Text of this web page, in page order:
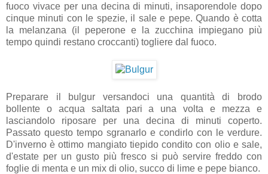
fuoco vivace per una decina di minuti, insaporendole dopo
cinque minuti con le spezie, il sale e pepe. Quando è cotta
la melanzana (il peperone e la zucchina impiegano più
tempo quindi restano croccanti) togliere dal fuoco.
Preparare il bulgur versandoci una quantità di brodo
bollente o acqua saltata pari a una volta e mezza e
lasciandolo riposare per una decina di minuti coperto.
Passato questo tempo sgranarlo e condirlo con le verdure.
D'inverno è ottimo mangiato tiepido condito con olio e sale,
d'estate per un gusto più fresco si può servire freddo con
foglie di menta e un mix di olio, succo di lime e pepe bianco.